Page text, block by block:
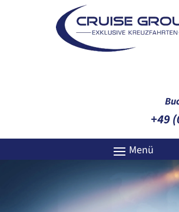
+49